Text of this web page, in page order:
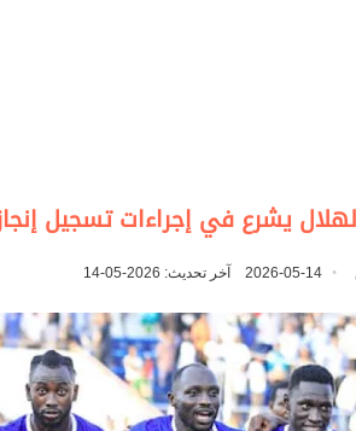
يشرع في إجراءات تسجيل
2026-05-14 آخر تحديث: 2026-05-14